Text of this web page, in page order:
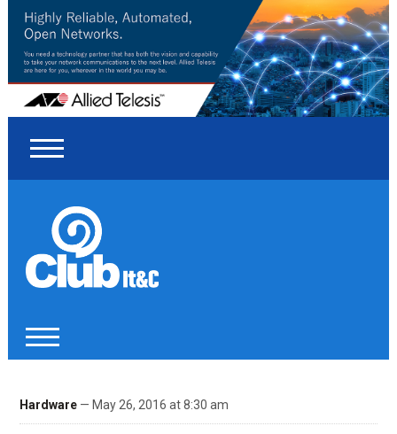
Hardware— May 26, 2016 at 8:30 am